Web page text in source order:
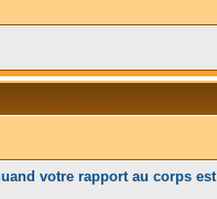
votre rapport au corps est